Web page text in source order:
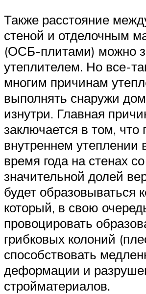
Также расстояние
стеной и отделочным
(ОСБ-плитами) можно
утеплителем. Но все-
многим причинам
выполнять снаружи
изнутри. Главная
заключается в том, что
внутреннем утеплении
время года на стенах со
значительной долей
будет образовываться
который, в свою
провоцировать
грибковых колоний
способствовать
деформации и
стройматериалов.